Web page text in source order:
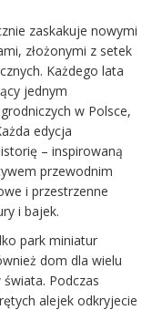
zaskakuje nowymi
złożonymi z setek
Każdego lata
jednym
w Polsce,
edycja
– inspirowaną
przewodnim
i przestrzenne
i bajek.
park miniatur
dom dla wielu
Podczas
alejek odkryjecie